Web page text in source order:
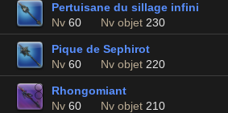
Pertuisane du sillage infini
Nv 60 Nv objet 230
Pique de Sephirot
Nv 60 Nv objet 220
Rhongomiant
Nv 60 Nv objet 210